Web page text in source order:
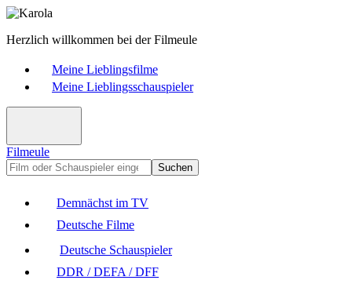
Herzlich willkommen bei der Filmeule
Meine Lieblingsfilme
Meine Lieblingsschauspieler
Filmeule
Suchen
Demnächst im TV
Deutsche Filme
Deutsche Schauspieler
DDR / DEFA / DFF